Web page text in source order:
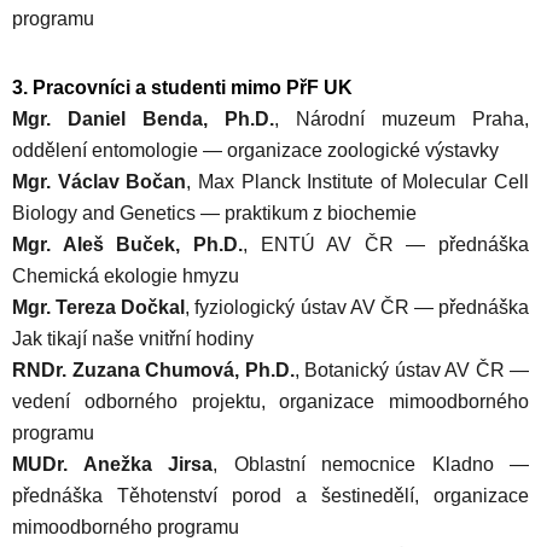
programu
3. Pracovníci a studenti mimo PřF UK
Mgr. Daniel Benda, Ph.D., Národní muzeum Praha,
oddělení entomologie — organizace zoologické výstavky
Mgr. Václav Bočan, Max Planck Institute of Molecular Cell
Biology and Genetics — praktikum z biochemie
Mgr. Aleš Buček, Ph.D., ENTÚ AV ČR — přednáška
Chemická ekologie hmyzu
Mgr. Tereza Dočkal , fyziologický ústav AV ČR — přednáška
Jak tikají naše vnitřní hodiny
RNDr. Zuzana Chumová, Ph.D., Botanický ústav AV ČR —
vedení odborného projektu, organizace mimoodborného
programu
MUDr. Anežka Jirsa, Oblastní nemocnice Kladno —
přednáška Těhotenství porod a šestinedělí, organizace
mimoodborného programu